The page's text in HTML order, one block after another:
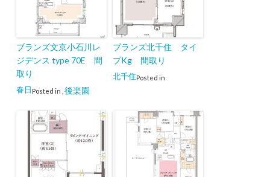
ブランズ文京小石川レ
ジデンス type 70E 間
取り
Posted in
春日 後楽園
ブランズ北千住 タイ
プKg 間取り
Posted in
北千住